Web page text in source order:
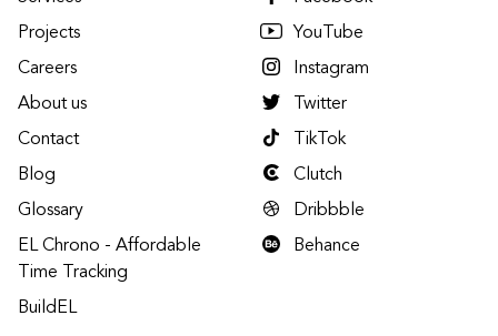
Projects
Careers
About us
Contact
Blog
Glossary
EL Chrono - Affordable
Time Tracking
BuildEL
YouTube
Instagram
Twitter
TikTok
Clutch
Dribbble
Behance